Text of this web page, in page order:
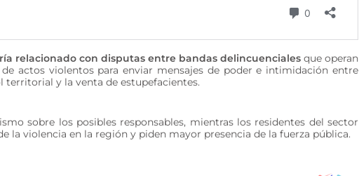
relacionado con disputas entre bandas delincuenciales que operan
actos violentos para enviar mensajes de poder e intimidación entre
y la venta de estupefacientes.
sobre los posibles responsables, mientras los residentes del sector
la violencia en la región y piden mayor presencia de la fuerza pública.